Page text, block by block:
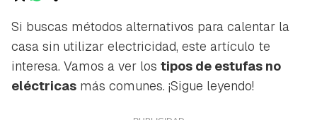
Si buscas métodos alternativos para calentar la
casa sin utilizar electricidad, este artículo te
interesa. Vamos a ver los tipos de estufas no
eléctricas más comunes. ¡Sigue leyendo!